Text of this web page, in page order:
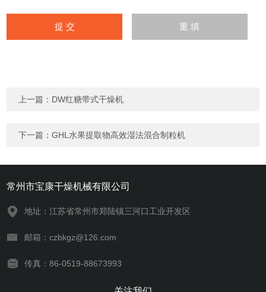
上一篇： DW红糖带式干燥机
下一篇：GHL水果提取物高效湿法混合制粒机
常州市宝康干燥机械有限公司
地址：江苏省常州市郑陆镇三河口工业开发区
邮箱：czbkgz@126.com
传真：86-0519-88673993